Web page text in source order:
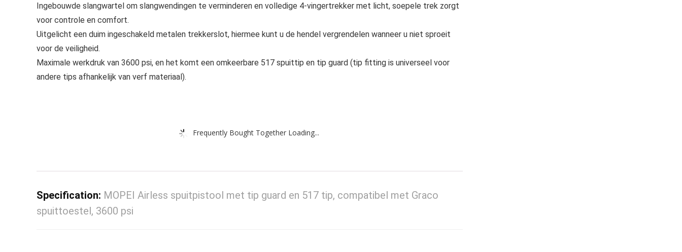
Ingebouwde slangwartel om slangwendingen te verminderen en volledige 4-vingertrekker met licht, soepele trek zorgt
voor controle en comfort.
Uitgelicht een duim ingeschakeld metalen trekkerslot, hiermee kunt u de hendel vergrendelen wanneer u niet sproeit
voor de veiligheid.
Maximale werkdruk van 3600 psi, en het komt een omkeerbare 517 spuittip en tip guard (tip fitting is universeel voor
andere tips afhankelijk van verf materiaal).
Frequently Bought Together Loading...
Specification: MOPEI Airless spuitpistool met tip guard en 517 tip, compatibel met Graco
spuittoestel, 3600 psi